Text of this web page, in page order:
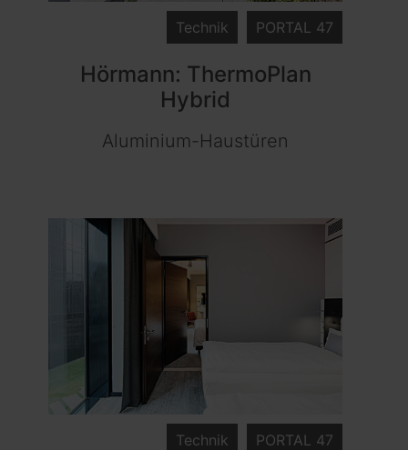
PORTAL 47
Technik
Hörmann: ThermoPlan
Hybrid
Aluminium-Haustüren
PORTAL 47
Technik